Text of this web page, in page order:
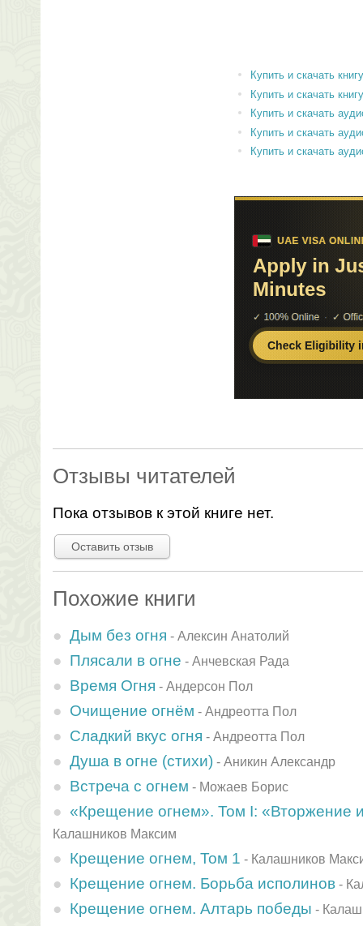
Купить и скачать
Купить и скачать
Купить и скачать
Купить и скачать
Купить и скачать
Отзывы читателей
Пока отзывов к этой книге нет.
Оставить отзыв
Похожие книги
Дым без огня - Алексин Анатолий
Плясали в огне - Анчевская Рада
Время Огня - Андерсон Пол
Очищение огнём - Андреотта Пол
Сладкий вкус огня - Андреотта Пол
Душа в огне (стихи) - Аникин Александр
Встреча с огнем - Можаев Борис
«Крещение огнем». Том I: «Вторжение
Калашников Максим
Крещение огнем, Том 1 - Калашников
Крещение огнем. Борьба исполинов -
Крещение огнем. Алтарь победы -